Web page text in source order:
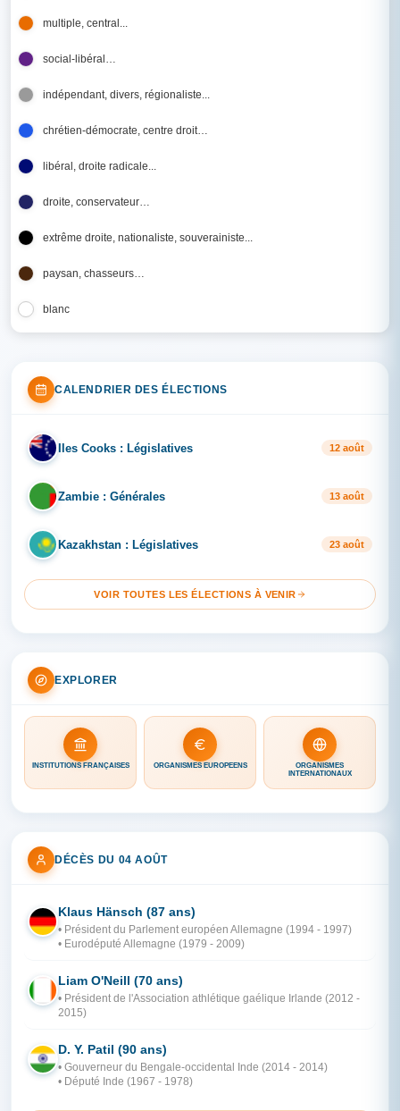
multiple, central...
social-libéral…
indépendant, divers, régionaliste...
chrétien-démocrate, centre droit…
libéral, droite radicale...
droite, conservateur…
extrême droite, nationaliste, souverainiste...
paysan, chasseurs…
blanc
CALENDRIER DES ÉLECTIONS
IL Iles Cooks : Législatives 12 août
ZA Zambie : Générales 13 août
KA Kazakhstan : Législatives 23 août
VOIR TOUTES LES ÉLECTIONS À VENIR
EXPLORER
INSTITUTIONS FRANÇAISES ORGANISMES EUROPÉENS
ORGANISMES
INTERNATIONAUX
DÉCÈS DU 04 AOÛT
AL
Klaus Hänsch (87 ans)
• Président du Parlement européen Allemagne (1994 - 1997)
• Eurodéputé Allemagne (1979 - 2009)
Liam O'Neill (70 ans)
• Président de l'Association athlétique gaélique Irlande (2012 -
2015)
IN
D. Y. Patil (90 ans)
• Gouverneur du Bengale-occidental Inde (2014 - 2014)
• Député Inde (1967 - 1978)